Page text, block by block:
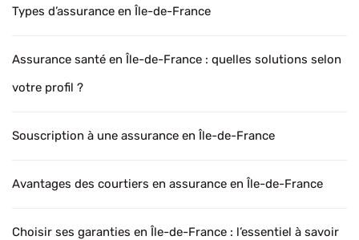
Types d’assurance en Île-de-France
Assurance santé en Île-de-France : quelles solutions selon
votre profil ?
Souscription à une assurance en Île-de-France
Avantages des courtiers en assurance en Île-de-France
Choisir ses garanties en Île-de-France : l’essentiel à savoir